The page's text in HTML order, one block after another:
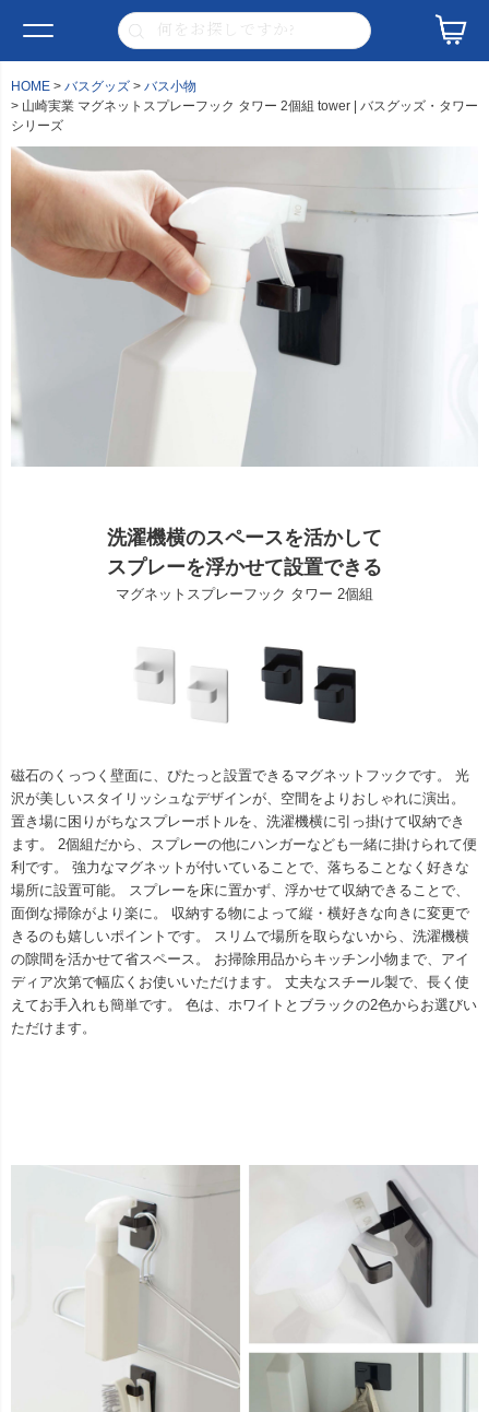
HOME バスグッズ
バス小物
山崎実業 マグネットスプレーフック タワー 2個組 tower | バスグッズ・タワー
シリーズ
洗濯機横のスペースを活かして
スプレーを浮かせて設置できる
マグネットスプレーフック タワー 2個組
磁石のくっつく壁面に、ぴたっと設置できるマグネットフックです。 光
沢が美しいスタイリッシュなデザインが、空間をよりおしゃれに演出。
置き場に困りがちなスプレーボトルを、洗濯機横に引っ掛けて収納でき
ます。 2個組だから、スプレーの他にハンガーなども一緒に掛けられて便
利です。 強力なマグネットが付いていることで、落ちることなく好きな
場所に設置可能。 スプレーを床に置かず、浮かせて収納できることで、
面倒な掃除がより楽に。 収納する物によって縦・横好きな向きに変更で
きるのも嬉しいポイントです。 スリムで場所を取らないから、洗濯機横
の隙間を活かせて省スペース。 お掃除用品からキッチン小物まで、アイ
ディア次第で幅広くお使いいただけます。 丈夫なスチール製で、長く使
えてお手入れも簡単です。 色は、ホワイトとブラックの2色からお選びい
ただけます。